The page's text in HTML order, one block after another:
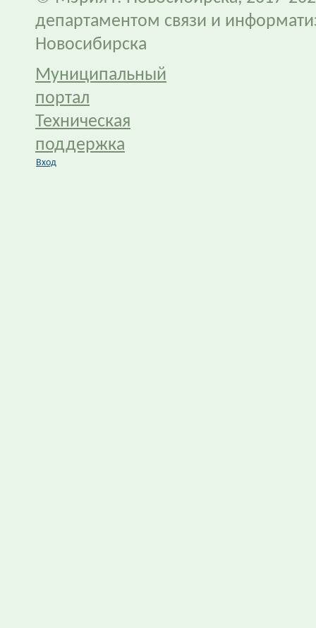
департаментом связи и
Новосибирска
Муниципальный
портал
Техническая
поддержка
Вход